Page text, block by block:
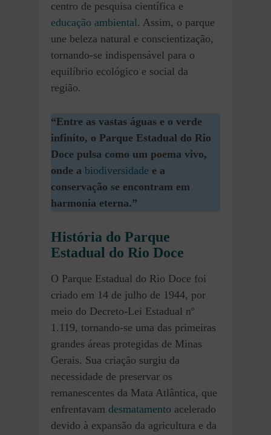
centro de pesquisa científica e
educação ambiental. Assim, o parque
une beleza natural e conscientização,
tornando-se indispensável para o
equilíbrio ecológico e social da
região.
“Entre as vastas águas e o verde
infinito, o Parque Estadual do Rio
Doce pulsa como um poema vivo,
onde a biodiversidade e a
conservação se encontram em
harmonia eterna.”
História do Parque
Estadual do Rio Doce
O Parque Estadual do Rio Doce foi
criado em 14 de julho de 1944, por
meio do Decreto-Lei Estadual nº
1.119, tornando-se uma das primeiras
grandes áreas protegidas de Minas
Gerais. Sua criação surgiu da
necessidade de preservar os
remanescentes da Mata Atlântica, que
enfrentavam desmatamento acelerado
devido à expansão da agricultura e da